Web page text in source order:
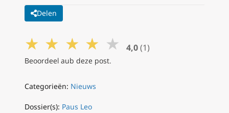
Delen
★ ★ ★ ★ ★ 4,0 (1)
Beoordeel aub deze post.
Categorieën: Nieuws
Dossier(s): Paus Leo